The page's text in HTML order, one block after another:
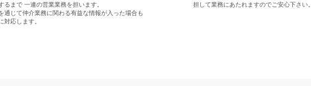
るまで 一連の営業業務を担います。
通じて仲介業務に関わる有益な情報が入った場合も
対応します。
担して業務にあたれますのでご安心下さい。